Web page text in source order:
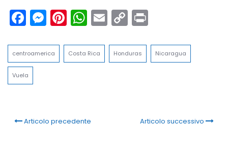
Facebook
Messenger
Pinterest
WhatsApp
Email
Copy
Link
centroamerica Costa Rica Honduras Nicaragua
Vuela
Articolo precedente Articolo successivo